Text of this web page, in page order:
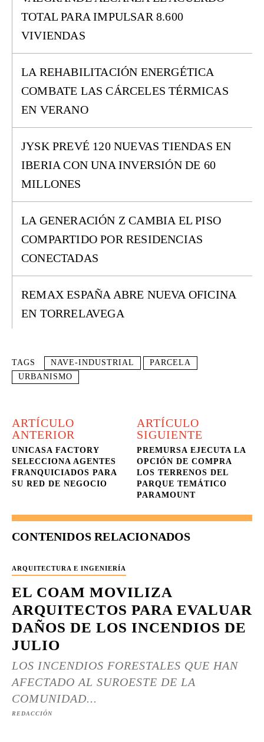
TOTAL PARA IMPULSAR 8.600
VIVIENDAS
LA REHABILITACIÓN ENERGÉTICA
COMBATE LAS CÁRCELES TÉRMICAS
EN VERANO
JYSK PREVÉ 120 NUEVAS TIENDAS EN
IBERIA CON UNA INVERSIÓN DE 60
MILLONES
LA GENERACIÓN Z CAMBIA EL PISO
COMPARTIDO POR RESIDENCIAS
CONECTADAS
REMAX ESPAÑA ABRE NUEVA OFICINA
EN TORRELAVEGA
TAGS NAVE-INDUSTRIAL
PARCELA
URBANISMO
ARTÍCULO
ANTERIOR
UNICASA FACTORY
SELECCIONA AGENTES
FRANQUICIADOS PARA
SU RED DE NEGOCIO
ARTÍCULO
SIGUIENTE
PREMURSA EJECUTA LA
OPCIÓN DE COMPRA
LOS TERRENOS DEL
PARQUE TEMÁTICO
PARAMOUNT
CONTENIDOS RELACIONADOS
ARQUITECTURA E INGENIERÍA
EL COAM MOVILIZA
ARQUITECTOS PARA EVALUAR
DAÑOS DE LOS INCENDIOS DE
JULIO
LOS INCENDIOS FORESTALES QUE HAN
AFECTADO AL SUROESTE DE LA
COMUNIDAD...
REDACCIÓN